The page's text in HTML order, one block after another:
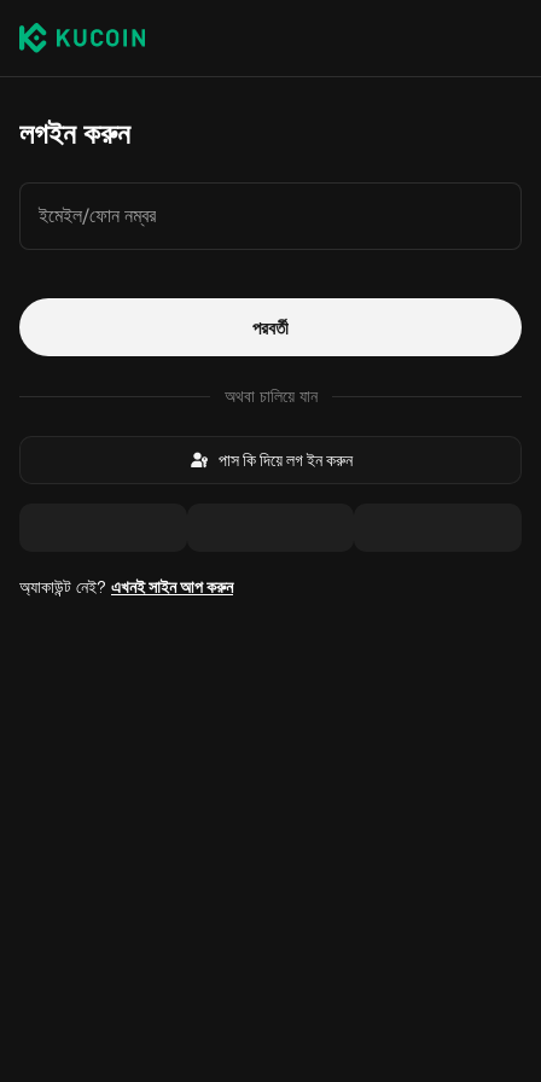
লগইন করুন
ইমেইল/ফোন নম্বর
পরবর্তী
অথবা চালিয়ে যান
পাস কি দিয়ে লগ ইন করুন
অ্যাকাউন্ট নেই? এখনই সাইন আপ করুন